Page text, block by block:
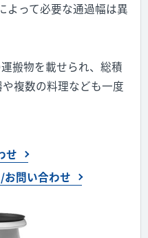
よって必要な通過幅は異
搬物を載せられ、総積
複数の料理なども一度
せ
お問い合わせ